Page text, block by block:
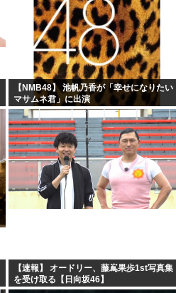
【NMB48】 池帆乃香が「幸せになりたい
マサムネ君」に出演
【速報】 オードリー、藤嶌果歩1st写真集
を受け取る【日向坂46】